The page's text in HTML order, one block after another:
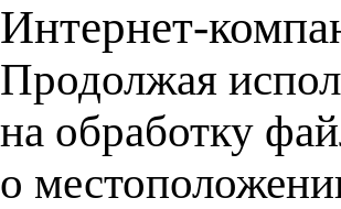
Интернет-
Продолжая
на обработку
о